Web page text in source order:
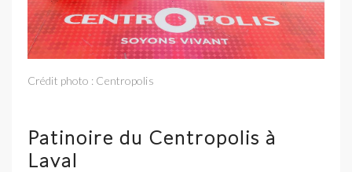
Crédit photo : Centropolis
Patinoire du Centropolis à
Laval